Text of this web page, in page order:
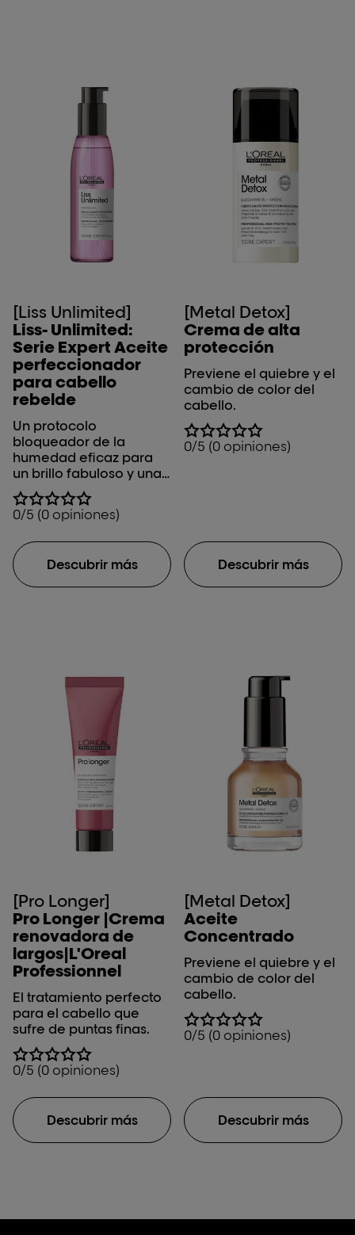
[Liss Unlimited]
Liss- Unlimited:
Serie Expert Aceite
perfeccionador
para cabello
rebelde
Un protocolo
bloqueador de la
humedad eficaz para
un brillo fabuloso y una
suavidad controlada.
0/5 (0 opiniones)
Descubrir más
[Metal Detox]
Crema de alta
protección
Previene el quiebre y el
cambio de color del
cabello.
0/5 (0 opiniones)
Descubrir más
[Pro Longer]
Pro Longer |Crema
renovadora de
largos|L'Oreal
Professionnel
El tratamiento perfecto
para el cabello que
sufre de puntas finas.
0/5 (0 opiniones)
Descubrir más
[Metal Detox]
Aceite
Concentrado
Previene el quiebre y el
cambio de color del
cabello.
0/5 (0 opiniones)
Descubrir más